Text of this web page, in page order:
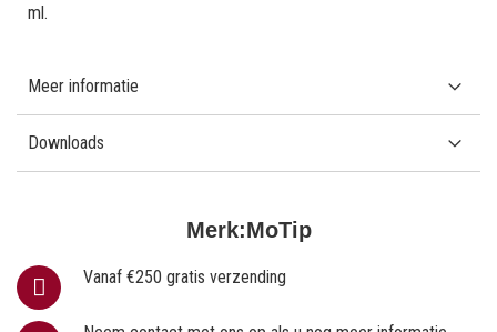
Merk:MoTip
Vanaf €250 gratis verzending
ml.
Meer informatie
Downloads